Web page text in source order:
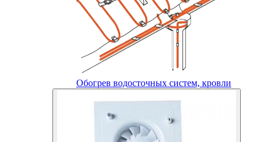
Обогрев водосточных систем, кровли